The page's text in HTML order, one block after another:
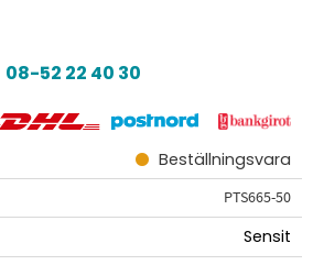
08-52 22 40 30
Beställningsvara
PTS665-50
Sensit